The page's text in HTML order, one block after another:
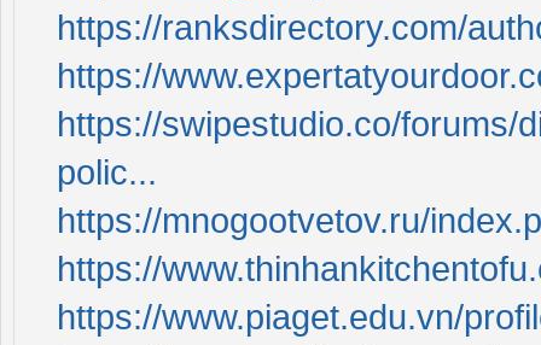
https://ranksdirectory.com/
https://
https://swipestudio.co/forums/
polic...
https://mnogootvetov.ru/
https://
https://www.piaget.edu.vn/